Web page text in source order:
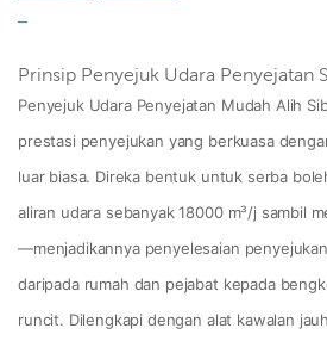
Prinsip Penyejuk Udara Penyejatan
Penyejuk Udara Penyejatan Mudah Alih
prestasi penyejukan yang berkuasa
luar biasa. Direka bentuk untuk serba
aliran udara sebanyak 18000 m³/j sambil
—menjadikannya penyelesaian
daripada rumah dan pejabat kepada
runcit. Dilengkapi dengan alat kawalan